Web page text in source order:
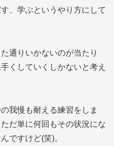
、学ぶというやり方にして
通りいかないのが当たり
くしていくしかないと考え
我慢も耐える練習をしま
だ単に何回もその状況にな
ですけど(笑)。